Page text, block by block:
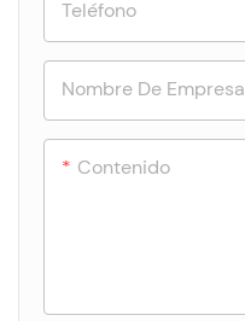
Teléfono
Nombre De Empresa
Contenido